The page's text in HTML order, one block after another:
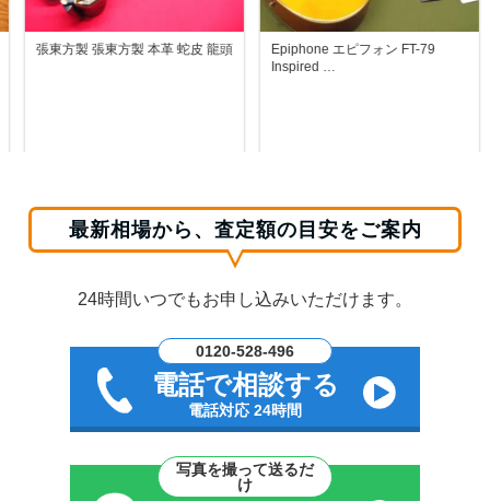
方製 張東方製 本革 蛇皮 龍頭
買取参考価格：38,500円
Epiphone エピフォン FT-79
Inspired …
買取参考価格：19,800円
最新相場から、査定額の目安をご案内
24時間いつでもお申し込みいただけます。
0120-528-496
電話で相談する
電話対応 24時間
写真を撮って送るだ
け